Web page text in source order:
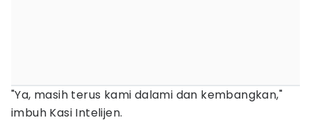
"Ya, masih terus kami dalami dan kembangkan,"
imbuh Kasi Intelijen.